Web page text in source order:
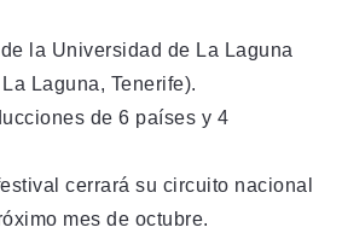
la Universidad de La Laguna
Laguna, Tenerife).
de 6 países y 4
cerrará su circuito nacional
mes de octubre.